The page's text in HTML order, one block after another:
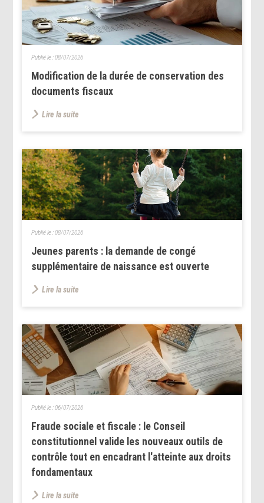
Modification de la durée de conservation des
documents fiscaux
Publié le :08/07/2026
Lire la suite
Jeunes parents : la demande de congé
supplémentaire de naissance est ouverte
Publié le :08/07/2026
Lire la suite
Fraude sociale et fiscale : le Conseil
constitutionnel valide les nouveaux outils de
contrôle tout en encadrant l'atteinte aux droits
fondamentaux
Publié le :06/07/2026
Lire la suite